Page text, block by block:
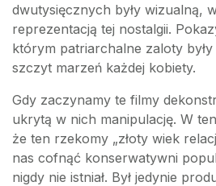
dwutysięcznych były wizualną,
reprezentacją tej nostalgii.
którym patriarchalne zaloty
szczyt marzeń każdej kobiety.
Gdy zaczynamy te filmy
ukrytą w nich manipulację. W
że ten rzekomy „złoty wiek
nas cofnąć konserwatywni
nigdy nie istniał. Był jedynie